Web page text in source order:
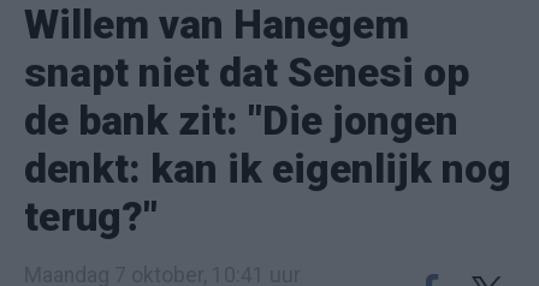
Willem van Hanegem
snapt niet dat Senesi op
de bank zit: "Die jongen
denkt: kan ik eigenlijk nog
terug?"